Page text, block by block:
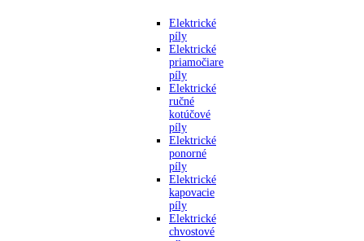
Elektrické
píly
Elektrické
priamočiare
píly
Elektrické
ručné
kotúčové
píly
Elektrické
ponorné
píly
Elektrické
kapovacie
píly
Elektrické
chvostové